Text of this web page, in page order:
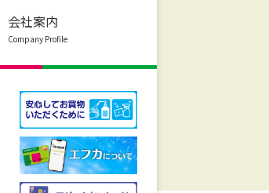
会社案内
Company Profile